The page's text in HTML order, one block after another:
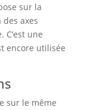
sur la
axes
une
encore utilisée
sur le même